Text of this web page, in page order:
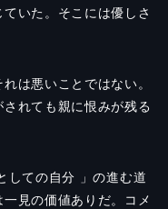
いた。そこには優しさ
は悪いことではない。
れても親に恨みが残る
しての自分 」の進む道
見の価値ありだ。コメ